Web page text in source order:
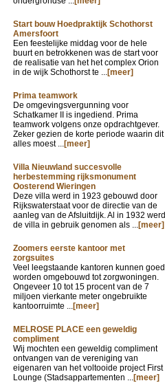
Start bouw Hoedpraktijk Schothorst
Amersfoort
Een feestelijke middag voor de hele
buurt en betrokkenen was de start voor
de realisatie van het het complex Orion
in de wijk Schothorst te ...[meer]
Prima teamwork
De omgevingsvergunning voor
Schatkamer II is ingediend. Prima
teamwork volgens onze opdrachtgever.
Zeker gezien de korte periode waarin dit
alles moest ...[meer]
Villa Nieuwland succesvolle
herbestemming rijksmonument
Oosterend Wieringen
Deze villa werd in 1923 gebouwd door
Rijkswaterstaat voor de directie van de
aanleg van de Afsluitdijk. Al in 1932 werd
de villa in gebruik genomen als ...[meer]
Zoomers eerste kantoor met
zorgsuites
Veel leegstaande kantoren kunnen goed
worden omgebouwd tot zorgwoningen.
Ongeveer 10 tot 15 procent van de 7
miljoen vierkante meter ongebruikte
kantoorruimte ...[meer]
MELROSE PLACE een geweldig
compliment
Wij mochten een geweldig compliment
ontvangen van de vereniging van
eigenaren van het voltooide project First
Lounge (Stadsappartementen ...[meer]